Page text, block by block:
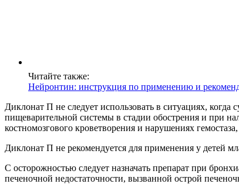
Читайте также:
Нейронтин: инструкция по применению и
Диклонат П не следует использовать в ситуациях,
пищеварительной системы в стадии обострения и при
костномозгового кроветворения и нарушениях
Диклонат П не рекомендуется для применения у детей
С осторожностью следует назначать препарат при
печеночной недостаточности, вызванной острой